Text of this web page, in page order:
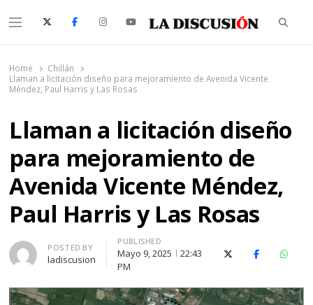
Menu
Home
Chillán
Llaman a licitación diseño para mejoramiento de Avenida Vicente
Méndez, Paul Harris y Las Rosas
Llaman a licitación diseño
para mejoramiento de
Avenida Vicente Méndez,
Paul Harris y Las Rosas
Author
POSTED BY
ladiscusion
PUBLISHED
Mayo 9, 2025
22:43
PM
X (Twitter)Facebook